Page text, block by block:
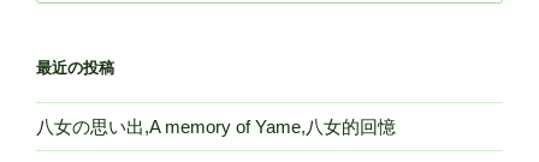
最近の投稿
八女の思い出,A memory of Yame,八女的回憶